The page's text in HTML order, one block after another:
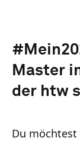
Master
der htw
Du möchtest